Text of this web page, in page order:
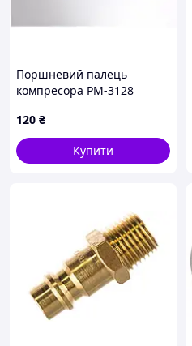
Поршневий палець
компресора РМ-3128
120 ₴
Купити